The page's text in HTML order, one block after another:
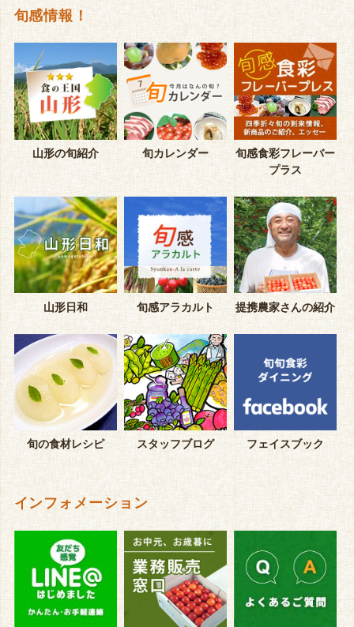
旬感情報！
山形の旬紹介 旬カレンダー
旬感食彩フレーバー
プラス
山形日和 旬感アラカルト 提携農家さんの紹介
旬の食材レシピ スタッフブログ フェイスブック
インフォメーション